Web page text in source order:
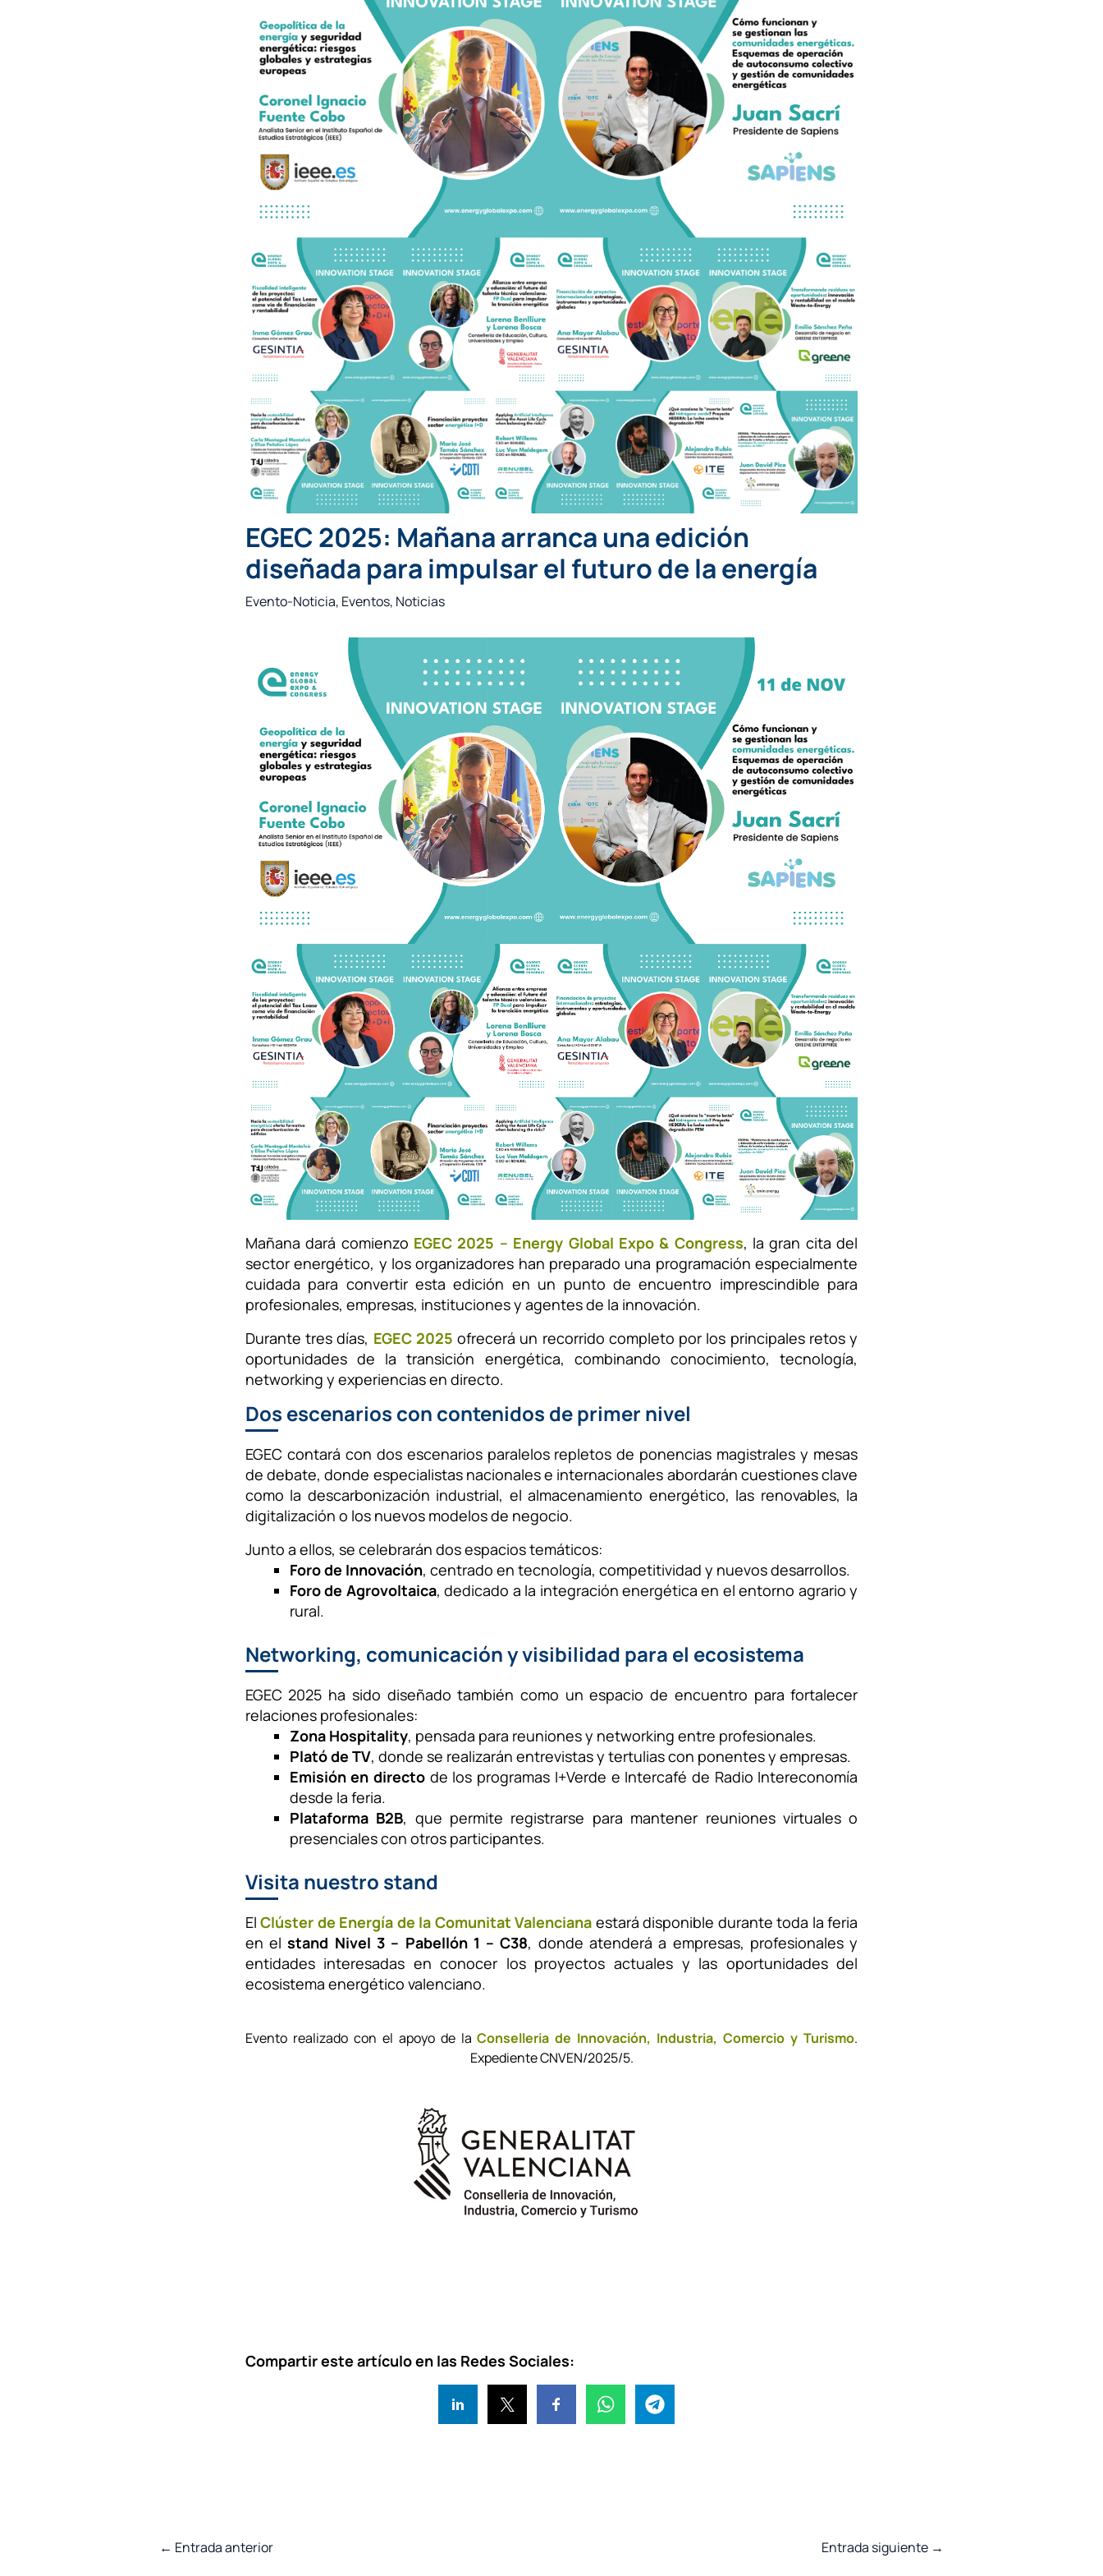
EGEC 2025: Mañana arranca una edición
diseñada para impulsar el futuro de la energía
Evento-Noticia, Eventos, Noticias
Mañana dará comienzo EGEC 2025 – Energy Global Expo & Congress, la gran cita del
sector energético, y los organizadores han preparado una programación especialmente
cuidada para convertir esta edición en un punto de encuentro imprescindible para
profesionales, empresas, instituciones y agentes de la innovación.
Durante tres días, EGEC 2025 ofrecerá un recorrido completo por los principales retos y
oportunidades de la transición energética, combinando conocimiento, tecnología,
networking y experiencias en directo.
Dos escenarios con contenidos de primer nivel
EGEC contará con dos escenarios paralelos repletos de ponencias magistrales y mesas
de debate, donde especialistas nacionales e internacionales abordarán cuestiones clave
como la descarbonización industrial, el almacenamiento energético, las renovables, la
digitalización o los nuevos modelos de negocio.
Junto a ellos, se celebrarán dos espacios temáticos:
Foro de Innovación, centrado en tecnología, competitividad y nuevos desarrollos.
Foro de Agrovoltaica, dedicado a la integración energética en el entorno agrario y
rural.
Networking, comunicación y visibilidad para el ecosistema
EGEC 2025 ha sido diseñado también como un espacio de encuentro para fortalecer
relaciones profesionales:
Zona Hospitality, pensada para reuniones y networking entre profesionales.
Plató de TV, donde se realizarán entrevistas y tertulias con ponentes y empresas.
Emisión en directo de los programas I+Verde e Intercafé de Radio Intereconomía
desde la feria.
Plataforma B2B, que permite registrarse para mantener reuniones virtuales o
presenciales con otros participantes.
Visita nuestro stand
ElClúster de Energía de la Comunitat Valenciana estará disponible durante toda la feria
en elstand Nivel 3 – Pabellón 1 – C38, donde atenderá a empresas, profesionales y
entidades interesadas en conocer los proyectos actuales y las oportunidades del
ecosistema energético valenciano.
Evento realizado con el apoyo de laConselleria de Innovación, Industria, Comercio y Turismo.
Expediente CNVEN/2025/5.
Compartir este artículo en las Redes Sociales:
← Entrada anterior Entrada siguiente →